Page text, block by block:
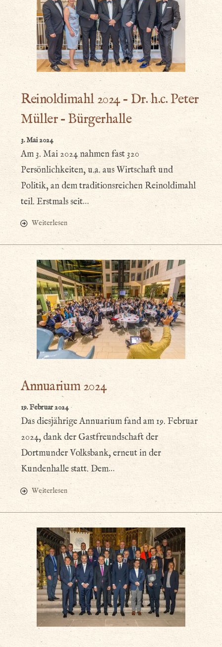
Reinoldimahl 2024 – Dr. h.c. Peter
Müller – Bürgerhalle
3. Mai 2024
Am 3. Mai 2024 nahmen fast 320
Persönlichkeiten, u.a. aus Wirtschaft und
Politik, an dem traditionsreichen Reinoldimahl
teil. Erstmals seit…
Weiterlesen
Annuarium 2024
19. Februar 2024
Das diesjährige Annuarium fand am 19. Februar
2024, dank der Gastfreundschaft der
Dortmunder Volksbank, erneut in der
Kundenhalle statt. Dem…
Weiterlesen